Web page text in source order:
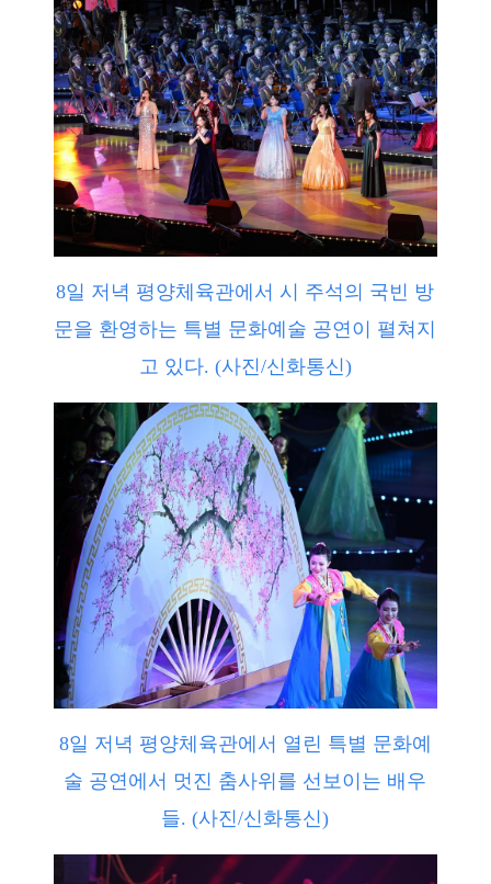
8일 저녁 평양체육관에서 시 주석의 국빈 방
문을 환영하는 특별 문화예술 공연이 펼쳐지
고 있다. (사진/신화통신)
8일 저녁 평양체육관에서 열린 특별 문화예
술 공연에서 멋진 춤사위를 선보이는 배우
들. (사진/신화통신)